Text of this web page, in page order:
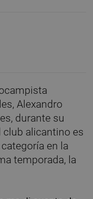
Alexandro
durante su
club alicantino es
en la
temporada, la